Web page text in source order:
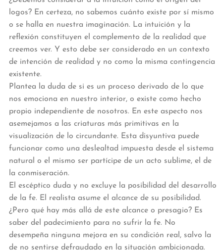
logos? En certeza, no sabemos cuánto existe por sí mismo
o se halla en nuestra imaginación. La intuición y la
reflexión constituyen el complemento de la realidad que
creemos ver. Y esto debe ser considerado en un contexto
de intención de realidad y no como la misma contingencia
existente.
Plantea la duda de si es un proceso derivado de lo que
nos emociona en nuestro interior, o existe como hecho
propio independiente de nosotros. En este aspecto nos
asemejamos a las criaturas más primitivas en la
visualización de lo circundante. Esta disyuntiva puede
funcionar como una deslealtad impuesta desde el sistema
natural o el mismo ser partícipe de un acto sublime, el de
la conmiseración.
El escéptico duda y no excluye la posibilidad del desarrollo
de la fe. El realista asume el alcance de su posibilidad.
¿Pero qué hay más allá de este alcance o presagio? Es
saber del padecimiento para no sufrir la fe. No
desempeña ninguna mejora en su condición real, salvo la
de no sentirse defraudado en la situación ambicionada.